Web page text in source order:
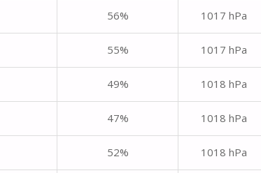
56% 1017 hPa
55% 1017 hPa
49% 1018 hPa
47% 1018 hPa
52% 1018 hPa